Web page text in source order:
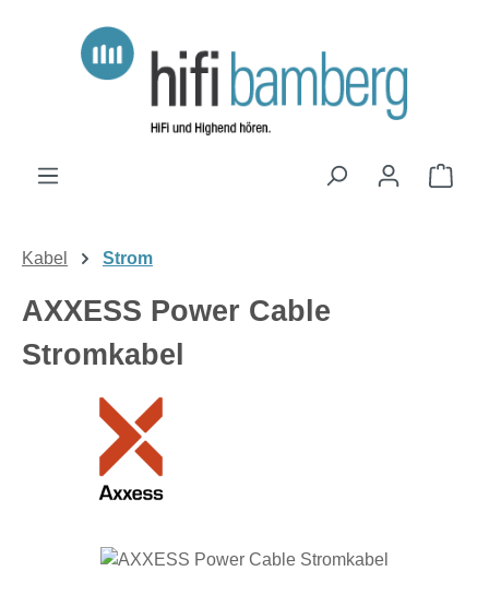
Zum Hauptinhalt springen
Kabel Strom
AXXESS Power Cable
Stromkabel
Bildergalerie überspringen